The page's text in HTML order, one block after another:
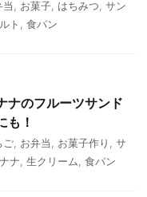
当 お菓子 はちみつ サン
ト 食パン
ナのフルーツサンド
も！
ご お弁当 お菓子作り
サ
ナ 生クリーム 食パン